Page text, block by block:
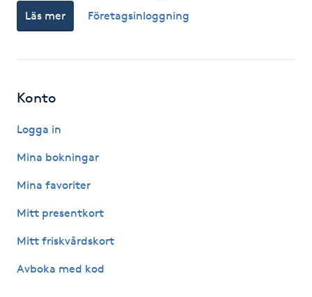
Healing
HIFU
Hollywood Peel
Hot yoga
Hudföryngring
Läs mer Företagsinloggning
Konto
Logga in
Mina bokningar
Mina favoriter
Mitt presentkort
Mitt friskvårdskort
Avboka med kod